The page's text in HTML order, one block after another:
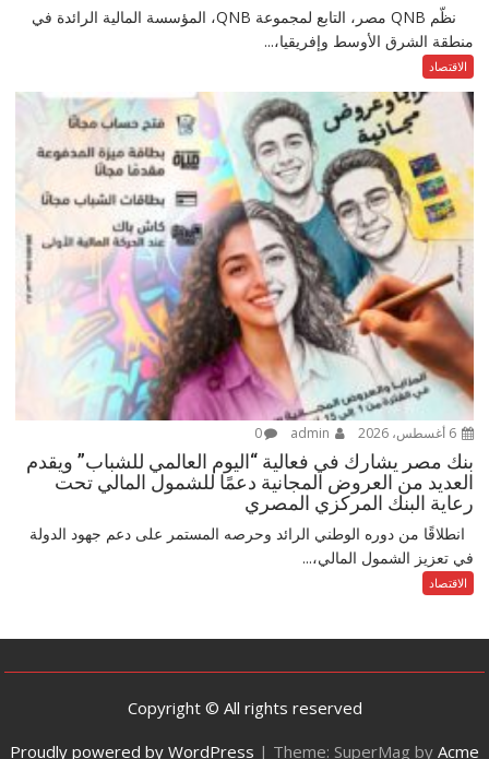
نظّم QNB مصر، التابع لمجموعة QNB، المؤسسة المالية الرائدة في
منطقة الشرق الأوسط وإفريقيا،...
الاقتصاد
6 أغسطس، 2026 0
بنك مصر يشارك في فعالية “اليوم العالمي للشباب” ويقدم
العديد من العروض المجانية دعمًا للشمول المالي تحت
رعاية البنك المركزي المصري
انطلاقًا من دوره الوطني الرائد وحرصه المستمر على دعم جهود الدولة
في تعزيز الشمول المالي،...
الاقتصاد
Copyright © All rights reserved
Proudly powered by WordPress | Theme: SuperMag by Acme